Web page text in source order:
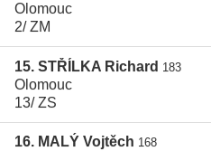
Olomouc
2/ ZM
15. STŘÍLKA Richard 183
Olomouc
13/ ZS
16. MALÝ Vojtěch 168